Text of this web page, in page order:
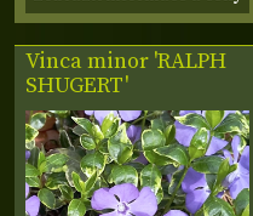
Vinca minor 'RALPH
SHUGERT'